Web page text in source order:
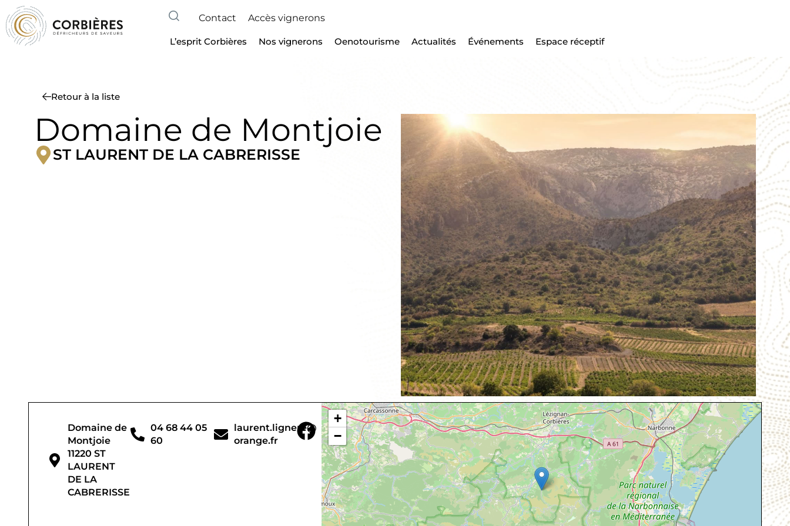
Contact Accès vignerons
L’esprit Corbières Nos vignerons Oenotourisme Actualités Événements Espace réceptif
Retour à la liste
Domaine de Montjoie
ST LAURENT DE LA CABRERISSE
Domaine de
Montjoie
11220 ST
LAURENT
DE LA
CABRERISSE
04 68 44 05
60
laurent.lignere@
orange.fr
+
−